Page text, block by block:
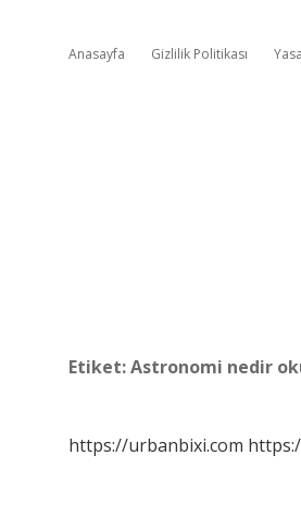
Anasayfa Gizlilik Politikası
Etiket:Astronomi nedir
https://urbanbixi.com